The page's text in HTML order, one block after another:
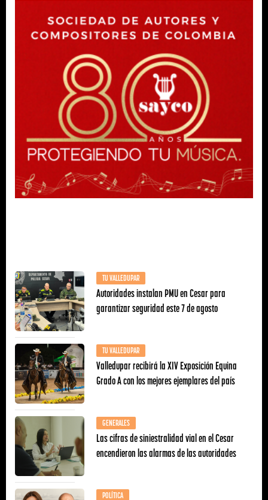
TU VALLEDUPAR
Autoridades instalan PMU en Cesar para
garantizar seguridad este 7 de agosto
TU VALLEDUPAR
Valledupar recibirá la XIV Exposición Equina
Grado A con los mejores ejemplares del país
GENERALES
Las cifras de siniestralidad vial en el Cesar
encendieron las alarmas de las autoridades
POLÍTICA